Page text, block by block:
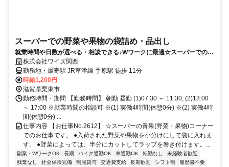
スーパーでの野菜や果物の袋詰め・品出し
就業時間や日数が選べる・相談できる♪Wワークに最適☆スーパーでの野
菜や果物の袋詰め・品出し
株式会社ワイズ関西
勤務地・最寄駅 JR草津線 手原駅 徒歩 11分
時給1,200円
滋賀県栗東市
勤務時間・期間 【勤務時間】 朝勤 昼勤 (1)07:30 ～ 11:30, (2)13:00
～ 17:00 ※就業時間の相談可 ※(1) 実働4時間(休憩0分) ※(2) 実働4時
間(休憩0分) ...
仕事内容 【お仕事No.2612】 ☆スーパーの青果(野菜・果物)コーナー
でのお仕事です。 ●入荷された野菜や果物を小分けにして袋に入れま
す。 ●野菜によっては、半分にカットしてラップを巻き付けます。...
副業・WワークOK 長期 バイク通勤OK 車通勤OK 転勤なし
未経験者歓迎
残業なし
社会保険完備 制服貸与 交通費支給 長期歓迎 シフト制 履歴書不要